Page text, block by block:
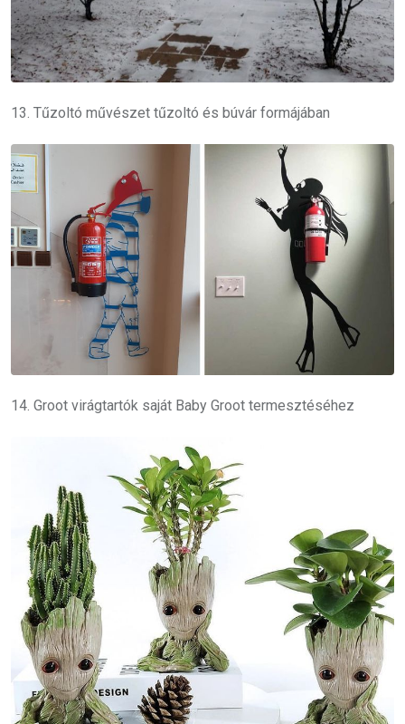
13. Tűzoltó művészet tűzoltó és búvár formájában
14. Groot virágtartók saját Baby Groot termesztéséhez